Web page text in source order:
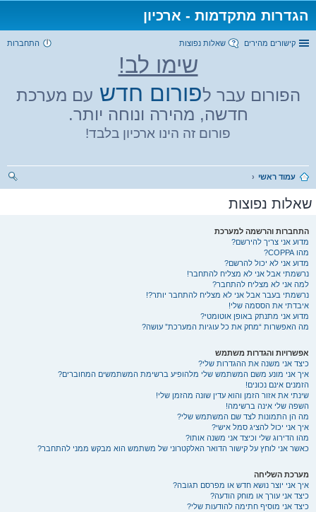
הגדרות מתקדמות - ארכיון
קישורים מהירים שאלות נפוצות התחברות
שימו לב!
הפורום עבר לפורום חדש עם מערכת
חדשה, מהירה ונוחה יותר.
פורום זה הינו ארכיון בלבד!
עמוד ראשי
שאלות נפוצות
התחברות והרשמה למערכת
מדוע אני צריך להירשם?
מהו COPPA?
מדוע אני לא יכול להרשם?
נרשמתי אבל אני לא מצליח להתחבר!
למה אני לא מצליח להתחבר?
נרשמתי בעבר אבל אני לא מצליח להתחבר יותר?!
איבדתי את הססמה שלי!
מדוע אני מתנתק באופן אוטומטי?
מה האפשרות “מחק את כל עוגיות המערכת” עושה?
אפשרויות והגדרות משתמש
כיצד אני משנה את ההגדרות שלי?
איך אני מונע משם המשתמש שלי מלהופיע ברשימת המשתמשים המחוברים?
הזמנים אינם נכונים!
שינתי את אזור הזמן והוא עדין שונה מהזמן שלי!
השפה שלי אינה ברשימה!
מה הן התמונות לצד שם המשתמש שלי?
איך אני יכול להציג סמל אישי?
מהו הדירוג שלי וכיצד אני משנה אותו?
כאשר אני לוחץ על קישור הדואר האלקטרוני של משתמש הוא מבקש ממני להתחבר?
מערכת השליחה
איך אני יוצר נושא חדש או מפרסם תגובה?
כיצד אני עורך או מוחק הודעה?
כיצד אני מוסיף חתימה להודעות שלי?